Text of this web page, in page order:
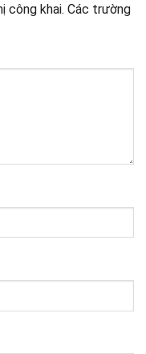
công khai. Các trường